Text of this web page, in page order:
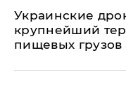
Украинские
крупнейший
пищевых грузов